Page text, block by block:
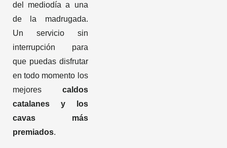
del mediodía a una
de la madrugada.
Un servicio sin
interrupción para
que puedas disfrutar
en todo momento los
mejores caldos
catalanes y los
cavas más
premiados.